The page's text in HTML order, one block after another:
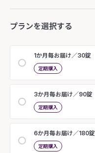
プランを選択する
1か月毎お届け／30錠
定期購入
3か月毎お届け／90錠
定期購入
6か月毎お届け／180錠
定期購入